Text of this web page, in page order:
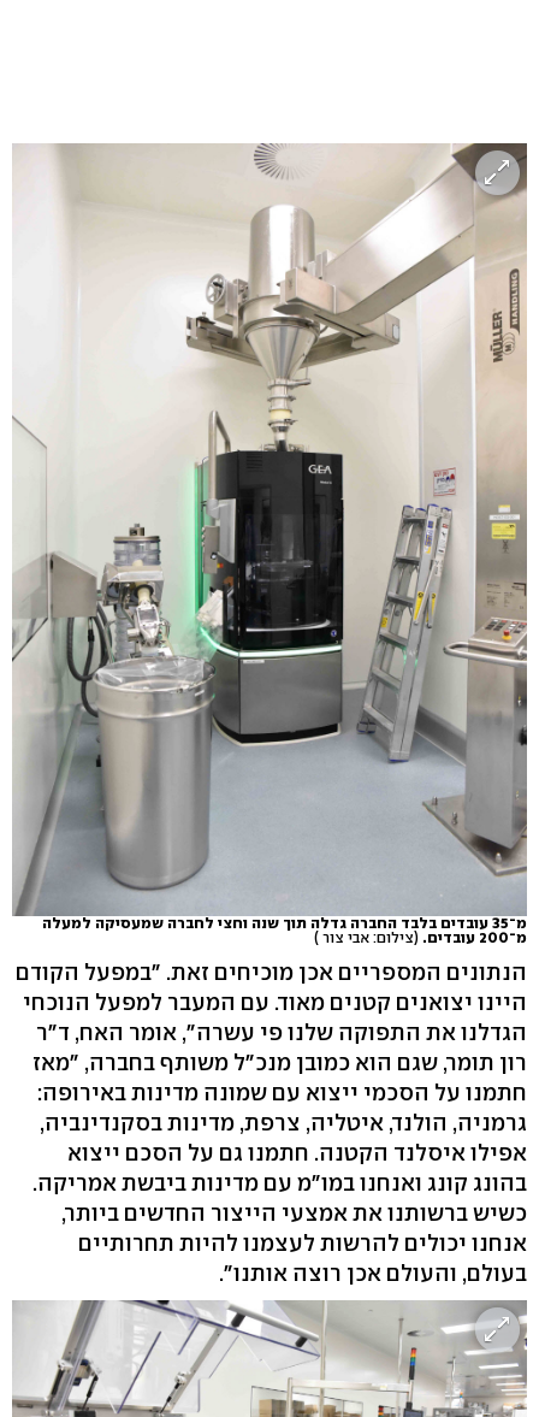
מ־35 עובדים בלבד החברה גדלה תוך שנה וחצי לחברה שמעסיקה למעלה
מ־200 עובדים.
(צילום: אבי צור )
הנתונים המספריים אכן מוכיחים זאת. "במפעל הקודם
היינו יצואנים קטנים מאוד. עם המעבר למפעל הנוכחי
הגדלנו את התפוקה שלנו פי עשרה", אומר האח, ד"ר
רון תומר, שגם הוא כמובן מנכ"ל משותף בחברה, "מאז
חתמנו על הסכמי ייצוא עם שמונה מדינות באירופה:
גרמניה, הולנד, איטליה, צרפת, מדינות בסקנדינביה,
אפילו איסלנד הקטנה. חתמנו גם על הסכם ייצוא
בהונג קונג ואנחנו במו"מ עם מדינות ביבשת אמריקה.
כשיש ברשותנו את אמצעי הייצור החדשים ביותר,
אנחנו יכולים להרשות לעצמנו להיות תחרותיים
בעולם, והעולם אכן רוצה אותנו".